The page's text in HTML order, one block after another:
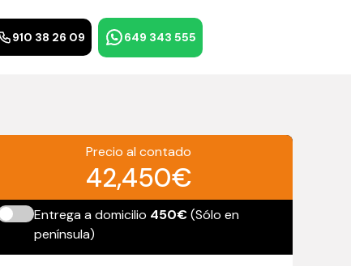
910 38 26 09 649 343 555
Precio al contado
42,450€
Entrega a domicilio 450€(Sólo en
península)